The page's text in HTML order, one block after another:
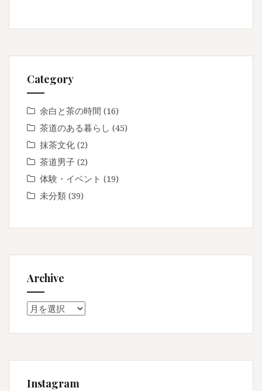
Category
余白と茶の時間 (16)
茶道のある暮らし (45)
抹茶文化 (2)
茶道男子 (2)
体験・イベント (19)
未分類 (39)
Archive
Archive
Instagram